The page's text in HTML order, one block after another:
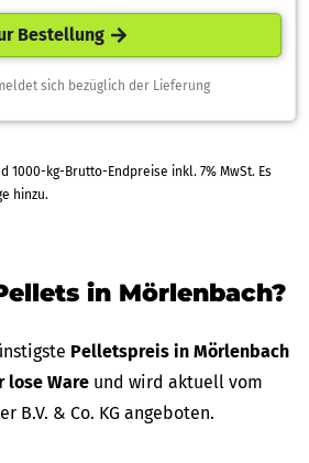
Bestellung
sich bezüglich der Lieferung
kg-Brutto-Endpreise inkl. 7% MwSt. Es
kommen keine Aufschläge hinzu.
in Mörlenbach?
Pelletspreis in Mörlenbach
lose Ware und wird aktuell vom
B.V. & Co. KG angeboten.